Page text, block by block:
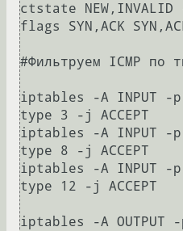
ctstate
flags SYN,ACK
#Фильтруем ICMP по
iptables -A INPUT -
type 3 -j ACCEPT
iptables -A INPUT -
type 8 -j ACCEPT
iptables -A INPUT -
type 12 -j ACCEPT
iptables -A OUTPUT